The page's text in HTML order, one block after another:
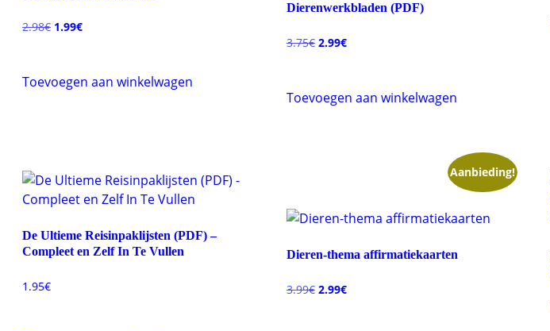
2.98€ Oorspronkelijke
1.99€Huidige
Toevoegen aan winkelwagen
Dierenwerkbladen (PDF)
3.75€ Oorspronkelijke
2.99€Huidige
Toevoegen aan winkelwagen
De Ultieme Reisinpaklijsten (PDF) –
Compleet en Zelf In Te Vullen
1.95€
Aanbieding!
Dieren-thema affirmatiekaarten
3.99€ Oorspronkelijke
2.99€Huidige